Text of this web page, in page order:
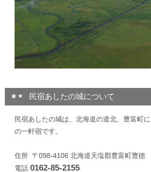
民宿あしたの城について
民宿あしたの城は、北海道の道北、豊富町
の一軒宿です。
住所 〒098-4106 北海道天塩郡豊富町豊徳
電話 0162-85-2155